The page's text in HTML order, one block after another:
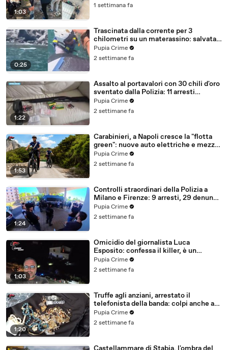
1:03
1 settimana fa
0:25
Trascinata dalla corrente per 3
chilometri su un materassino: salvata
dalla Polizia (25.07.26)
Pupia Crime
2 settimane fa
1:22
Assalto al portavalori con 30 chili d'oro
sventato dalla Polizia: 11 arresti
(25.07.26)
Pupia Crime
2 settimane fa
1:53
Carabinieri, a Napoli cresce la "flotta
green": nuove auto elettriche e mezzi
sostenibili anche sulle isole (25.07.26)
Pupia Crime
2 settimane fa
1:24
Controlli straordinari della Polizia a
Milano e Firenze: 9 arresti, 29 denunce
e oltre 7mila persone identificate
(25.07.26)
Pupia Crime
2 settimane fa
1:03
Omicidio del giornalista Luca
Esposito: confessa il killer, è un
26enne tunisino (25.07.26)
Pupia Crime
2 settimane fa
1:20
Truffe agli anziani, arrestato il
telefonista della banda: colpi anche ad
Aversa, oltre 300mila euro il bottino
stimato (24.07.26)
Pupia Crime
2 settimane fa